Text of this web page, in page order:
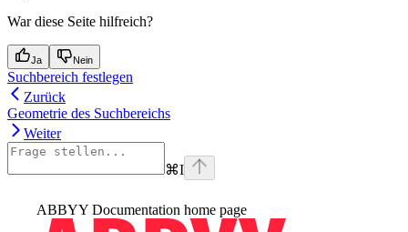
War diese Seite hilfreich?
Ja Nein
Suchbereich festlegen
Zurück
Geometrie des Suchbereichs
Weiter
⌘I
ABBYY Documentation home page